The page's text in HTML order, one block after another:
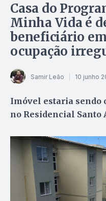
Casa do
Minha Vida é
beneficiário
ocupação
Samir Leão 10 junho
Imóvel estaria sendo
no Residencial Santo